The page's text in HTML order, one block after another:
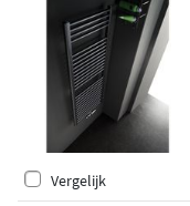
Vergelijk